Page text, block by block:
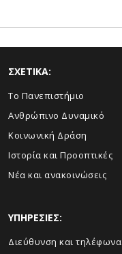
ΣΧΕΤΙΚΑ:
Το Πανεπιστήμιο
Ανθρώπινο Δυναμικό
Κοινωνική Δράση
Ιστορία και Προοπτικές
Νέα και ανακοινώσεις
ΥΠΗΡΕΣΙΕΣ:
Διεύθυνση και τηλέφωνα